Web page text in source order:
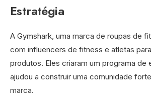
Estratégia
A Gymshark, uma marca de roupas de
com influencers de fitness e atletas
produtos. Eles criaram um programa de
ajudou a construir uma comunidade
marca.